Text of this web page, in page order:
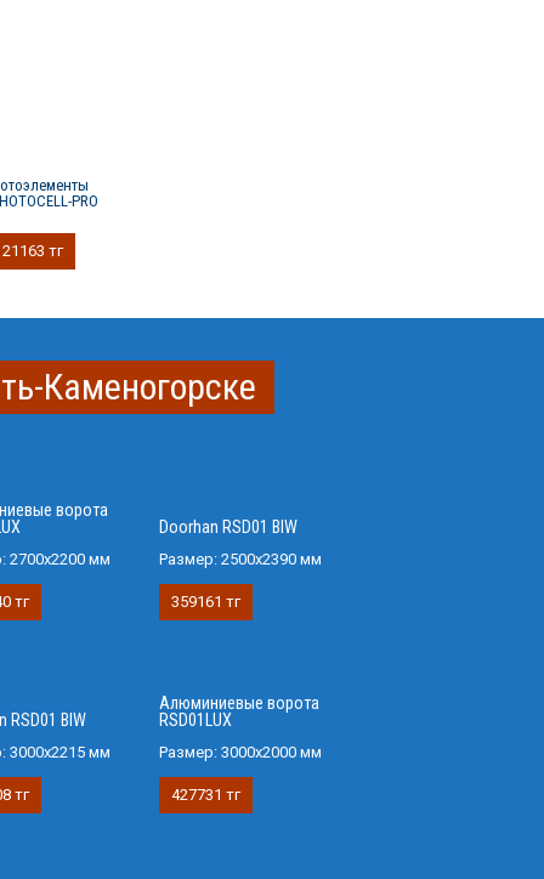
PRO
21163 тг
Каменогорске
ворота
2700x2200 мм
тг
Doorhan RSD01 BIW
Размер: 2500х2390 мм
359161 тг
RSD01 BIW
3000х2215 мм
тг
Алюминиевые ворота
RSD01LUX
Размер: 3000х2000 мм
427731 тг